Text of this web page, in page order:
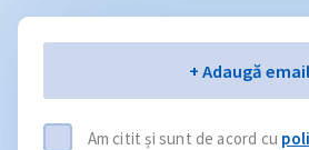
+ Adaugă email
Am citit și sunt de acord cu